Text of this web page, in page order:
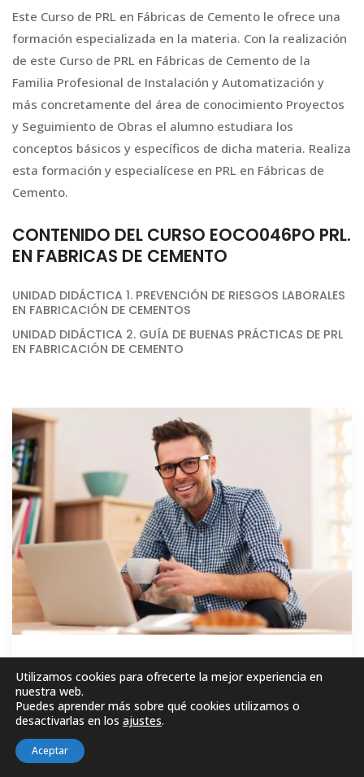
Este Curso de PRL en Fábricas de Cemento le ofrece una
formación especializada en la materia. Con la realización
de este Curso de PRL en Fábricas de Cemento de la
Familia Profesional de Instalación y Automatización y
más concretamente del área de conocimiento Proyectos
y Seguimiento de Obras el alumno estudiara los
conceptos básicos y específicos de dicha materia. Realiza
esta formación y especialícese en PRL en Fábricas de
Cemento.
CONTENIDO DEL CURSO EOCO046PO PRL.
EN FABRICAS DE CEMENTO
UNIDAD DIDÁCTICA 1. PREVENCIÓN DE RIESGOS LABORALES
EN FABRICACIÓN DE CEMENTOS
UNIDAD DIDÁCTICA 2. GUÍA DE BUENAS PRÁCTICAS DE PRL
EN FABRICACIÓN DE CEMENTO
GRATIS
MATRICÚLESE AHORA!
Utilizamos cookies para ofrecerte la mejor experiencia en
nuestra web.
Puedes aprender más sobre qué cookies utilizamos o
desactivarlas en los ajustes.
Aceptar